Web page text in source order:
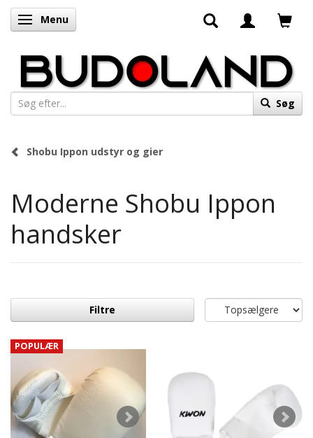
Skifte navigation
Menu
Søg
Shobu Ippon udstyr og gier
Moderne Shobu Ippon
handsker
Filtre
POPULÆR